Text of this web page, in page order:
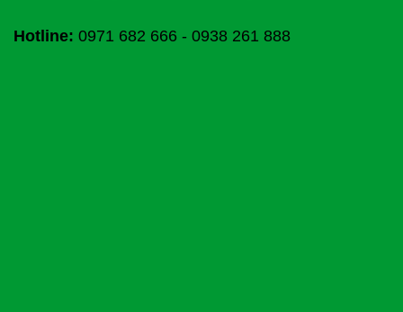
Hotline: 0971 682 666 - 0938 261 888